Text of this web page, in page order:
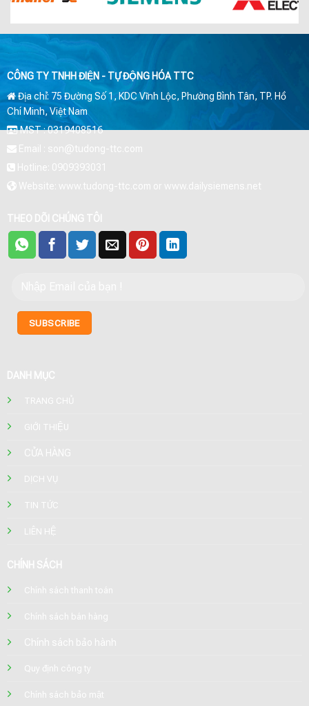
CÔNG TY TNHH ĐIỆN - TỰ ĐỘNG HÓA TTC
Địa chỉ: 75 Đường Số 1, KDC Vĩnh Lộc, Phường Bình Tân, TP. Hồ
Chí Minh, Việt Nam
MST : 0319408516
Email : son@tudong-ttc.com
Hotline: 0909393031
Website: www.tudong-ttc.com or www.dailysiemens.net
THEO DÕI CHÚNG TÔI
DANH MỤC
TRANG CHỦ
GIỚI THIỆU
CỬA HÀNG
DỊCH VỤ
TIN TỨC
LIÊN HỆ
CHÍNH SÁCH
Chính sách thanh toán
Chính sách bán hàng
Chính sách bảo hành
Quy định công ty
Chính sách bảo mật